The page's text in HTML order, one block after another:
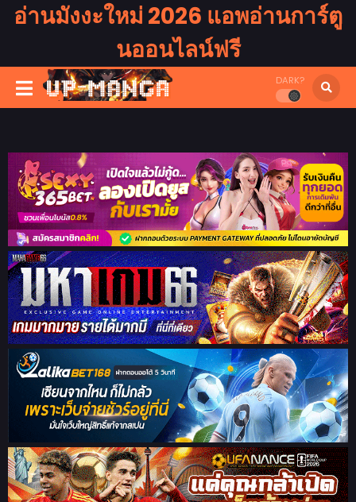
อ่านมังงะใหม่ 2026 แอพอ่านการ์ตู
นออนไลน์ฟรี
DARK?